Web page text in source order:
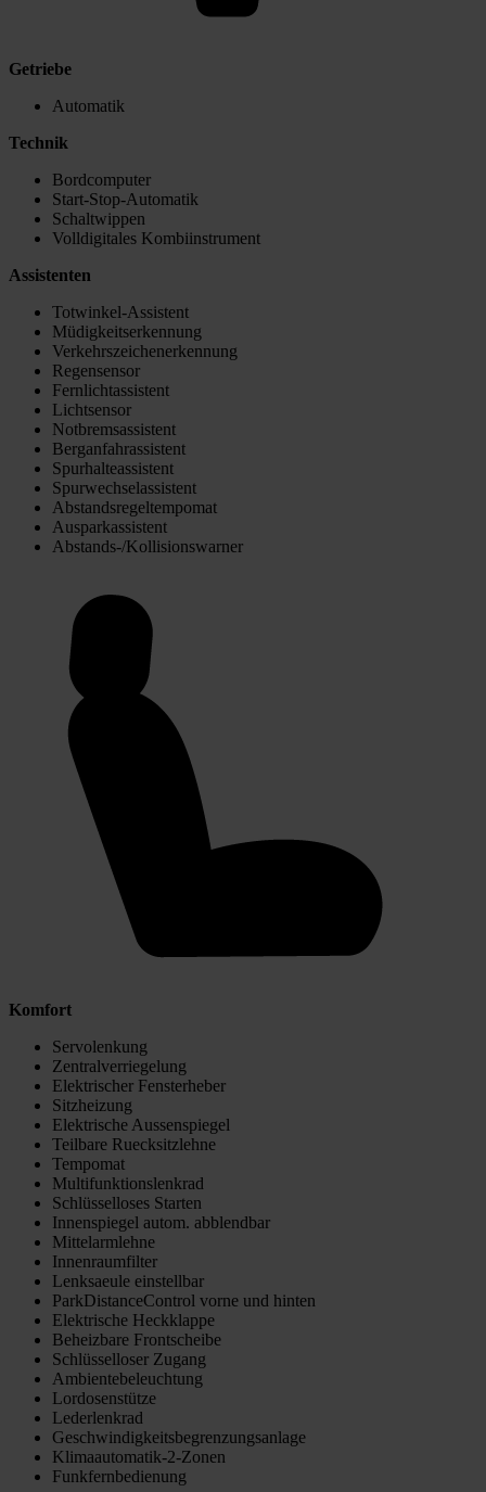
Getriebe
Automatik
Technik
Bordcomputer
Start-Stop-Automatik
Schaltwippen
Volldigitales Kombiinstrument
Assistenten
Totwinkel-Assistent
Müdigkeitserkennung
Verkehrszeichenerkennung
Regensensor
Fernlichtassistent
Lichtsensor
Notbremsassistent
Berganfahrassistent
Spurhalteassistent
Spurwechselassistent
Abstandsregeltempomat
Ausparkassistent
Abstands-/Kollisionswarner
Komfort
Servolenkung
Zentralverriegelung
Elektrischer Fensterheber
Sitzheizung
Elektrische Aussenspiegel
Teilbare Ruecksitzlehne
Tempomat
Multifunktionslenkrad
Schlüsselloses Starten
Innenspiegel autom. abblendbar
Mittelarmlehne
Innenraumfilter
Lenksaeule einstellbar
ParkDistanceControl vorne und hinten
Elektrische Heckklappe
Beheizbare Frontscheibe
Schlüsselloser Zugang
Ambientebeleuchtung
Lordosenstütze
Lederlenkrad
Geschwindigkeitsbegrenzungsanlage
Klimaautomatik-2-Zonen
Funkfernbedienung